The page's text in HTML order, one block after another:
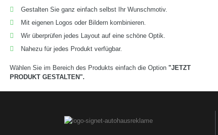
Gestalten Sie ganz einfach selbst Ihr Wunschmotiv.
Mit eigenen Logos oder Bildern kombinieren.
Wir überprüfen jedes Layout auf eine schöne Optik.
Nahezu für jedes Produkt verfügbar.
Wählen Sie im Bereich des Produkts einfach die Option "JETZT
PRODUKT GESTALTEN".